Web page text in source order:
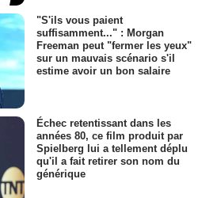
"S'ils vous paient
suffisamment..." : Morgan
Freeman peut "fermer les yeux"
sur un mauvais scénario s'il
estime avoir un bon salaire
Échec retentissant dans les
années 80, ce film produit par
Spielberg lui a tellement déplu
qu'il a fait retirer son nom du
générique